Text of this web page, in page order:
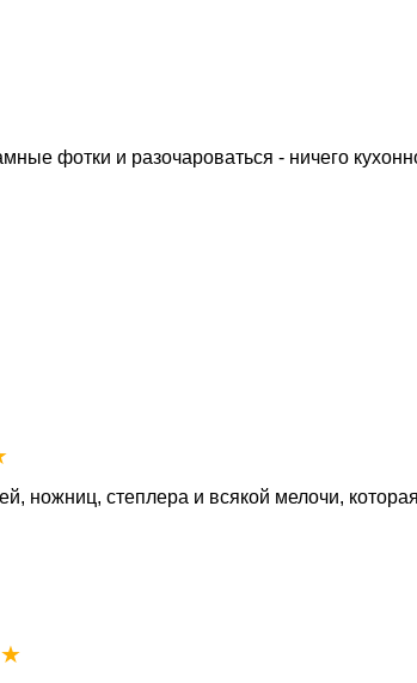
фотки и разочароваться - ничего
ножниц, степлера и всякой мелочи,
☆